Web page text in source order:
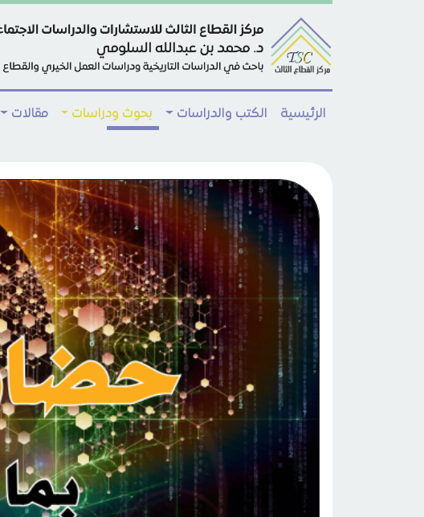
Skip to main content
الرئيسية الكتب والدراسات بحوث ودراسات مقالات